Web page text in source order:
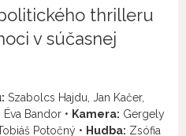
thrilleru
v súčasnej
Szabolcs Hajdu, Jan Kačer,
Bandor • Kamera: Gergely
Potočný • Hudba: Zsófia